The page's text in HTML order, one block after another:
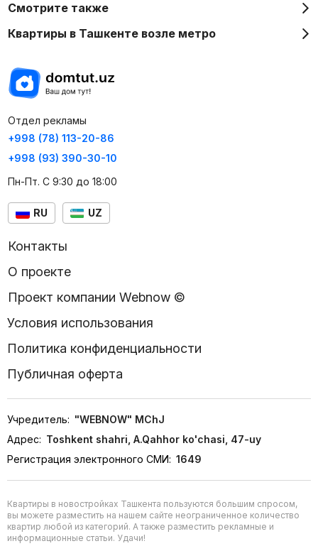
Смотрите также
Квартиры в Ташкенте возле метро
Отдел рекламы
+998 (78) 113-20-86
+998 (93) 390-30-10
Пн-Пт. С 9:30 до 18:00
RU UZ
Контакты
О проекте
Проект компании Webnow ©
Условия использования
Политика конфиденциальности
Публичная оферта
Учредитель: "WEBNOW" MChJ
Адрес: Toshkent shahri, A.Qahhor ko'chasi, 47-uy
Регистрация электронного СМИ: 1649
Квартиры в новостройках Ташкента пользуются большим спросом,
вы можете разместить на нашем сайте неограниченное количество
квартир любой из категорий. А также разместить рекламные и
информационные статьи. Удачи!